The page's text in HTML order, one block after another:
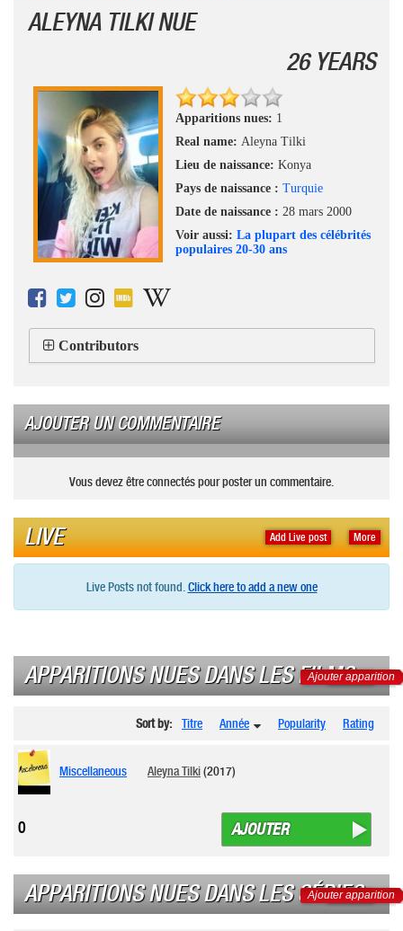
ALEYNA TILKI NUE
26 YEARS
Apparitions nues: 1
Real name: Aleyna Tilki
Lieu de naissance: Konya
Pays de naissance : Turquie
Date de naissance : 28 mars 2000
Voir aussi: La plupart des célébrités
populaires 20-30 ans
Contributors
AJOUTER UN COMMENTAIRE
Vous devez être connectés pour poster un commentaire.
More
Add Live post
LIVE
Live Posts not found. Click here to add a new one
APPARITIONS NUES DANS LES FILMS
Ajouter apparition
Sort by: Titre Année Popularity Rating
Miscellaneous Aleyna Tilki(2017)
AJOUTER
0
APPARITIONS NUES DANS LES SÉRIES
Ajouter apparition